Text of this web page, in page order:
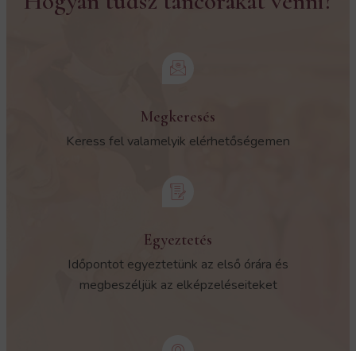
Megkeresés
Keress fel valamelyik elérhetőségemen
Egyeztetés
Időpontot egyeztetünk az első órára és
megbeszéljük az elképzeléseiteket